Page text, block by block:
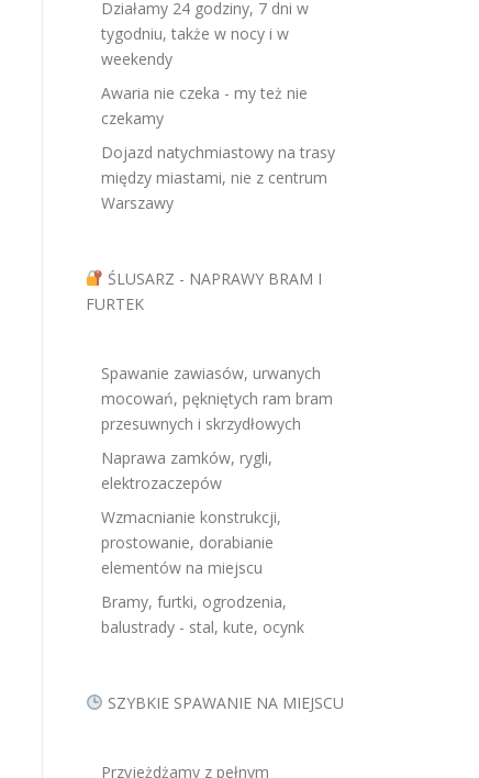
Działamy 24 godziny, 7 dni w
tygodniu, także w nocy i w
weekendy
Awaria nie czeka - my też nie
czekamy
Dojazd natychmiastowy na trasy
między miastami, nie z centrum
Warszawy
ŚLUSARZ - NAPRAWY BRAM I
FURTEK
Spawanie zawiasów, urwanych
mocowań, pękniętych ram bram
przesuwnych i skrzydłowych
Naprawa zamków, rygli,
elektrozaczepów
Wzmacnianie konstrukcji,
prostowanie, dorabianie
elementów na miejscu
Bramy, furtki, ogrodzenia,
balustrady - stal, kute, ocynk
SZYBKIE SPAWANIE NA MIEJSCU
Przyjeżdżamy z pełnym